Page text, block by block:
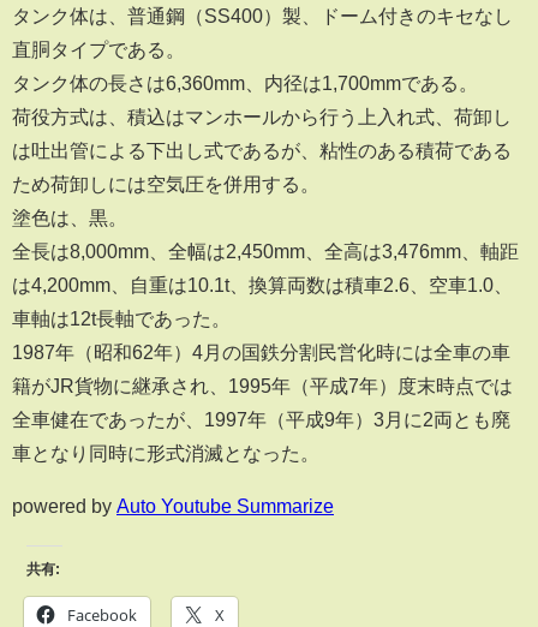
タンク体は、普通鋼（SS400）製、ドーム付きのキセなし
直胴タイプである。
タンク体の長さは6,360mm、内径は1,700mmである。
荷役方式は、積込はマンホールから行う上入れ式、荷卸し
は吐出管による下出し式であるが、粘性のある積荷である
ため荷卸しには空気圧を併用する。
塗色は、黒。
全長は8,000mm、全幅は2,450mm、全高は3,476mm、軸距
は4,200mm、自重は10.1t、換算両数は積車2.6、空車1.0、
車軸は12t長軸であった。
1987年（昭和62年）4月の国鉄分割民営化時には全車の車
籍がJR貨物に継承され、1995年（平成7年）度末時点では
全車健在であったが、1997年（平成9年）3月に2両とも廃
車となり同時に形式消滅となった。
powered by Auto Youtube Summarize
共有:
Facebook X